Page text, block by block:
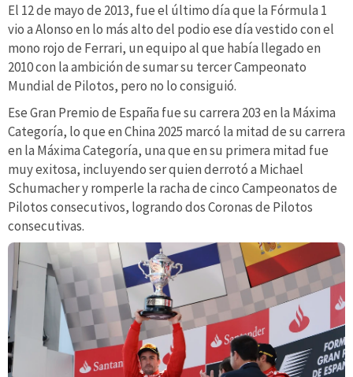
El 12 de mayo de 2013, fue el último día que la Fórmula 1
vio a Alonso en lo más alto del podio ese día vestido con el
mono rojo de Ferrari, un equipo al que había llegado en
2010 con la ambición de sumar su tercer Campeonato
Mundial de Pilotos, pero no lo consiguió.
Ese Gran Premio de España fue su carrera 203 en la Máxima
Categoría, lo que en China 2025 marcó la mitad de su carrera
en la Máxima Categoría, una que en su primera mitad fue
muy exitosa, incluyendo ser quien derrotó a Michael
Schumacher y romperle la racha de cinco Campeonatos de
Pilotos consecutivos, logrando dos Coronas de Pilotos
consecutivas.